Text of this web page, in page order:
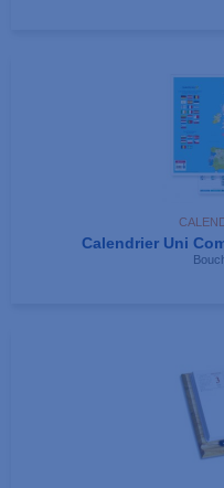
Calendrier Uni